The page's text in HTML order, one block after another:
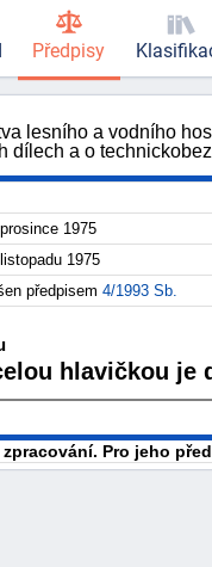
lesního a vodního
dílech a o
1975
1975
předpisem 4/1993 Sb.
hlavičkou je
Pro jeho
Předpisy